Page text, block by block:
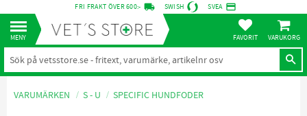
Meny
FRI FRAKT ÖVER 600:- local_shipping SWISH SVEA credit_card
FAVORITER
VARUMÄRKEN S - U SPECIFIC HUNDFODER